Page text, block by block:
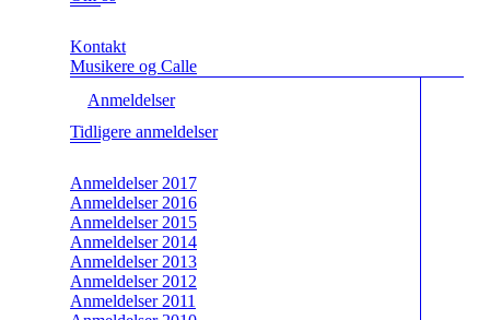
Kontakt
Musikere og Calle
Anmeldelser
Tidligere anmeldelser
Anmeldelser 2017
Anmeldelser 2016
Anmeldelser 2015
Anmeldelser 2014
Anmeldelser 2013
Anmeldelser 2012
Anmeldelser 2011